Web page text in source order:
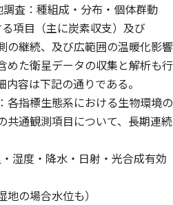
査：種組成・分布・個体群動
項目（主に炭素収支）及び
の継続、及び広範囲の温暖化影響
めた衛星データの収集と解析も行
容は下記の通りである。
各指標生態系における生物環境の
共通観測項目について、長期連続
湿度・降水・日射・光合成有効
の場合水位も）